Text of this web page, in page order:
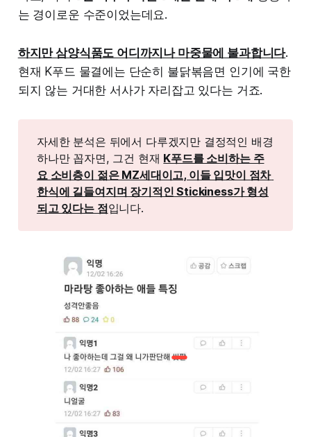
는 경이로운 수준이었는데요.
하지만 삼양식품도 어디까지나 마중물에 불과합니다.
현재 K푸드 물결에는 단순히 불닭볶음면 인기에 국한
되지 않는 거대한 서사가 자리잡고 있다는 거죠.
자세한 분석은 뒤에서 다루겠지만 결정적인 배경
하나만 꼽자면, 그건 현재 K푸드를 소비하는 주
요 소비층이 젊은 MZ세대이고, 이들 입맛이 점차
한식에 길들여지며 장기적인 Stickiness가 형성
되고 있다는 점입니다.